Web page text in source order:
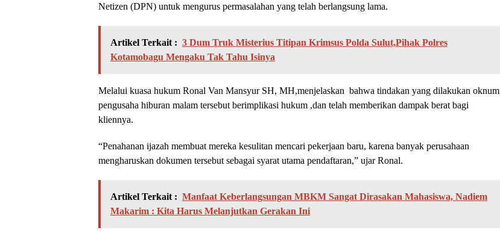
Netizen (DPN) untuk mengurus permasalahan yang telah berlangsung lama.
Artikel Terkait : 3 Dum Truk Misterius Titipan Krimsus Polda Sulut,Pihak Polres
Kotamobagu Mengaku Tak Tahu Isinya
Melalui kuasa hukum Ronal Van Mansyur SH, MH,menjelaskan bahwa tindakan yang dilakukan oknum
pengusaha hiburan malam tersebut berimplikasi hukum ,dan telah memberikan dampak berat bagi
kliennya.
“Penahanan ijazah membuat mereka kesulitan mencari pekerjaan baru, karena banyak perusahaan
mengharuskan dokumen tersebut sebagai syarat utama pendaftaran,” ujar Ronal.
Artikel Terkait : Manfaat Keberlangsungan MBKM Sangat Dirasakan Mahasiswa, Nadiem
Makarim : Kita Harus Melanjutkan Gerakan Ini